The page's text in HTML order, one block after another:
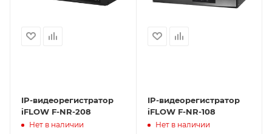
IP-видеорегистратор
iFLOW F-NR-208
Нет в наличии
IP-видеорегистратор
iFLOW F-NR-108
Нет в наличии